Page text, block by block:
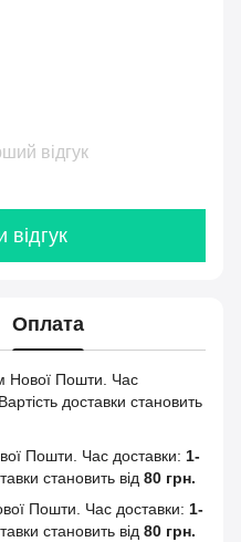
відгук
відгук
Оплата
Нової Пошти. Час
доставки становить
Пошти. Час доставки: 1-
становить від 80 грн.
Пошти. Час доставки: 1-
становить від 80 грн.